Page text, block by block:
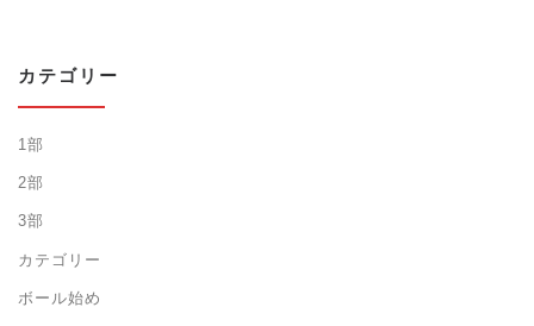
カテゴリー
1部
2部
3部
カテゴリー
ボール始め